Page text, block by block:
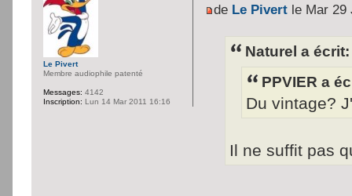
de Le Pivert le Mar 29
Naturel a écrit:
PPVIER a
Du vintage?
Il ne suffit pas
Le Pivert
Membre audiophile patenté
Messages: 4142
Inscription: Lun 14 Mar 2011 16:16